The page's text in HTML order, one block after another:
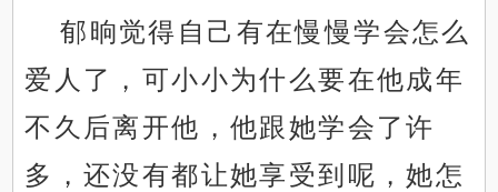
郁晌觉得自己有在慢慢学会怎么
爱人了，可小小为什么要在他成年
不久后离开他，他跟她学会了许
多，还没有都让她享受到呢，她怎